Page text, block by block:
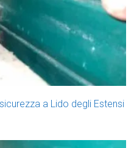
a Lido degli Estensi